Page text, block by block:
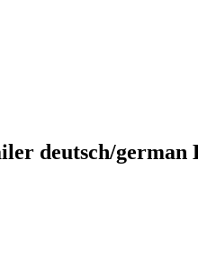
deutsch/german